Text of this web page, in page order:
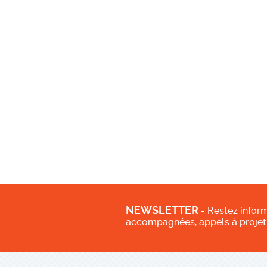
NEWSLETTER - Restez
accompagnées, appels à